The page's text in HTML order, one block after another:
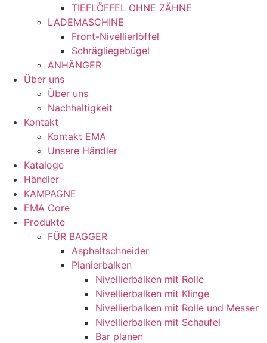
TIEFLÖFFEL OHNE ZÄHNE
LADEMASCHINE
Front-Nivellierlöffel
Schrägliegebügel
ANHÄNGER
Über uns
Über uns
Nachhaltigkeit
Kontakt
Kontakt EMA
Unsere Händler
Kataloge
Händler
KAMPAGNE
EMA Core
Produkte
FÜR BAGGER
Asphaltschneider
Planierbalken
Nivellierbalken mit Rolle
Nivellierbalken mit Klinge
Nivellierbalken mit Rolle und Messer
Nivellierbalken mit Schaufel
Bar planen